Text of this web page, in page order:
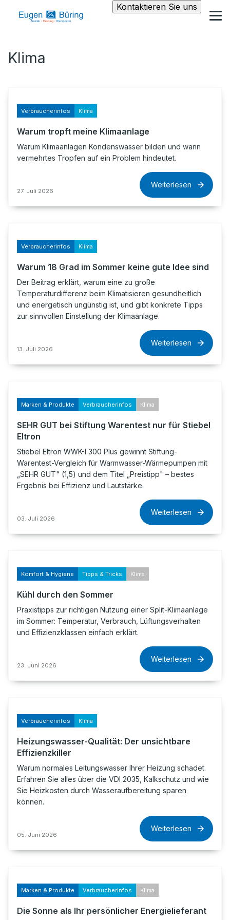
Kontaktieren Sie uns
Klima
Verbraucherinfos Klima
Warum tropft meine Klimaanlage
Warum Klimaanlagen Kondenswasser bilden und wann
vermehrtes Tropfen auf ein Problem hindeutet.
27. Juli 2026
Weiterlesen
Verbraucherinfos Klima
Warum 18 Grad im Sommer keine gute Idee sind
Der Beitrag erklärt, warum eine zu große
Temperaturdifferenz beim Klimatisieren gesundheitlich
und energetisch ungünstig ist, und gibt konkrete Tipps
zur sinnvollen Einstellung der Klimaanlage.
13. Juli 2026
Weiterlesen
Marken & Produkte Verbraucherinfos Klima
SEHR GUT bei Stiftung Warentest nur für Stiebel
Eltron
Stiebel Eltron WWK-I 300 Plus gewinnt Stiftung-
Warentest-Vergleich für Warmwasser-Wärmepumpen mit
„SEHR GUT" (1,5) und dem Titel „Preistipp" – bestes
Ergebnis bei Effizienz und Lautstärke.
03. Juli 2026
Weiterlesen
Komfort & Hygiene Tipps & Tricks Klima
Kühl durch den Sommer
Praxistipps zur richtigen Nutzung einer Split-Klimaanlage
im Sommer: Temperatur, Verbrauch, Lüftungsverhalten
und Effizienzklassen einfach erklärt.
23. Juni 2026
Weiterlesen
Verbraucherinfos Klima
Heizungswasser-Qualität: Der unsichtbare
Effizienzkiller
Warum normales Leitungswasser Ihrer Heizung schadet.
Erfahren Sie alles über die VDI 2035, Kalkschutz und wie
Sie Heizkosten durch Wasseraufbereitung sparen
können.
05. Juni 2026
Weiterlesen
Marken & Produkte Verbraucherinfos Klima
Die Sonne als Ihr persönlicher Energielieferant